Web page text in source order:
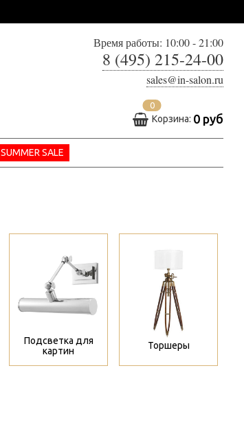
Время работы: 10:00 - 21:00
8 (495) 215-24-00
sales@in-salon.ru
0
Корзина: 0 руб
SUMMER SALE
Подсветка для
картин
Торшеры